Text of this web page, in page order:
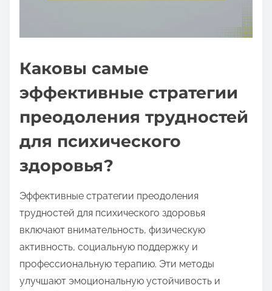
Каковы самые
эффективные стратегии
преодоления трудностей
для психического
здоровья?
Эффективные стратегии преодоления
трудностей для психического здоровья
включают внимательность, физическую
активность, социальную поддержку и
профессиональную терапию. Эти методы
улучшают эмоциональную устойчивость и